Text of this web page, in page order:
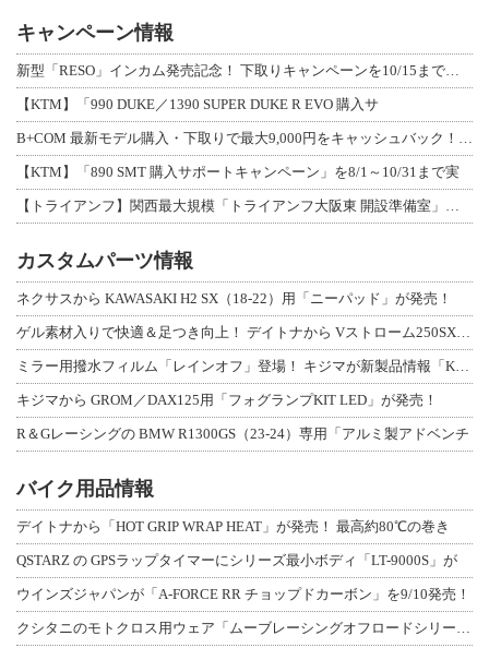
キャンペーン情報
新型「RESO」インカム発売記念！ 下取りキャンペーンを10/15まで延長して開
【KTM】「990 DUKE／1390 SUPER DUKE R EVO 購入サ
B+COM 最新モデル購入・下取りで最大9,000円をキャッシュバック！「B+F
【KTM】「890 SMT 購入サポートキャンペーン」を8/1～10/31まで実
【トライアンフ】関西最大規模「トライアンフ大阪東 開設準備室」がオープン！ 限定
カスタムパーツ情報
ネクサスから KAWASAKI H2 SX（18-22）用「ニーパッド」が発売！
ゲル素材入りで快適＆足つき向上！ デイトナから Vストローム250SX用「快適ロ
ミラー用撥水フィルム「レインオフ」登場！ キジマが新製品情報「KIJIMA NE
キジマから GROM／DAX125用「フォグランプKIT LED」が発売！
R＆Gレーシングの BMW R1300GS（23-24）専用「アルミ製アドベンチ
バイク用品情報
デイトナから「HOT GRIP WRAP HEAT」が発売！ 最高約80℃の巻き
QSTARZ の GPSラップタイマーにシリーズ最小ボディ「LT-9000S」が
ウインズジャパンが「A-FORCE RR チョップドカーボン」を9/10発売！
クシタニのモトクロス用ウェア「ムーブレーシングオフロードシリーズ」3アイテムが登